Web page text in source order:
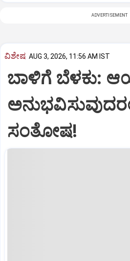
ADVERTISEMENT
ವಿಶೇಷ AUG 3, 2026, 11:56 AM IST
ಬಾಳಿಗೆ ಬೆಳಕು:
ಸಂತೋಷ!